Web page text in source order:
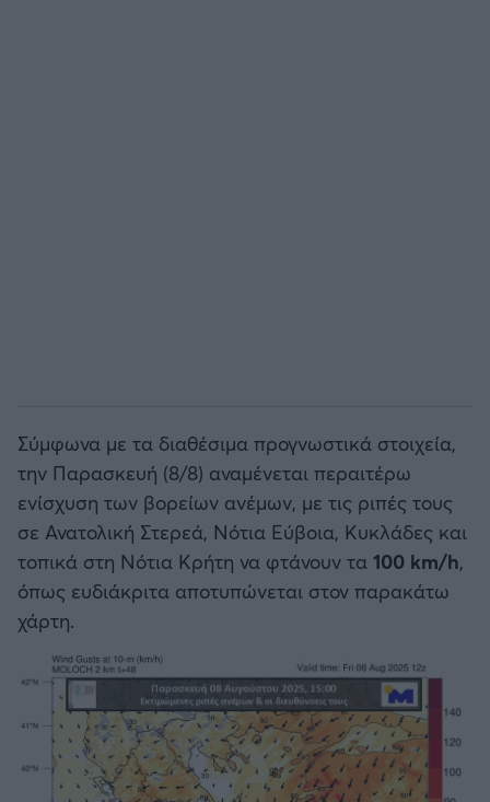
Σύμφωνα με τα διαθέσιμα προγνωστικά στοιχεία,
την Παρασκευή (8/8) αναμένεται περαιτέρω
ενίσχυση των βορείων ανέμων, με τις ριπές τους
σε Ανατολική Στερεά, Νότια Εύβοια, Κυκλάδες και
τοπικά στη Νότια Κρήτη να φτάνουν τα 100 km/h,
όπως ευδιάκριτα αποτυπώνεται στον παρακάτω
χάρτη.